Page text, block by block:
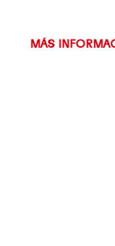
MÁS